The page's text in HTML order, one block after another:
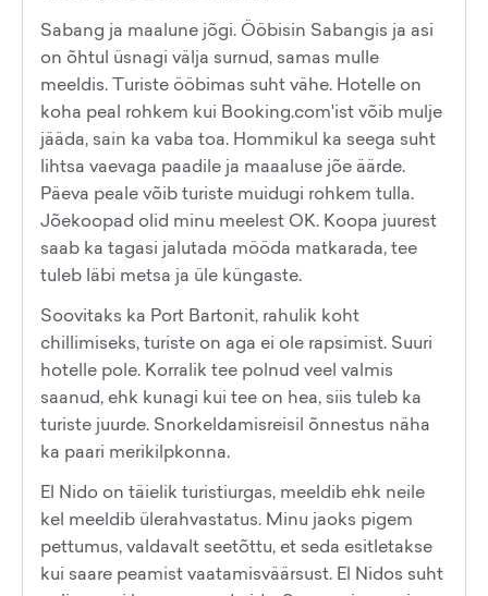
Sabang ja maalune jõgi. Ööbisin Sabangis ja asi
on õhtul üsnagi välja surnud, samas mulle
meeldis. Turiste ööbimas suht vähe. Hotelle on
koha peal rohkem kui Booking.com'ist võib mulje
jääda, sain ka vaba toa. Hommikul ka seega suht
lihtsa vaevaga paadile ja maaaluse jõe äärde.
Päeva peale võib turiste muidugi rohkem tulla.
Jõekoopad olid minu meelest OK. Koopa juurest
saab ka tagasi jalutada mööda matkarada, tee
tuleb läbi metsa ja üle küngaste.
Soovitaks ka Port Bartonit, rahulik koht
chillimiseks, turiste on aga ei ole rapsimist. Suuri
hotelle pole. Korralik tee polnud veel valmis
saanud, ehk kunagi kui tee on hea, siis tuleb ka
turiste juurde. Snorkeldamisreisil õnnestus näha
ka paari merikilpkonna.
El Nido on täielik turistiurgas, meeldib ehk neile
kel meeldib ülerahvastatus. Minu jaoks pigem
pettumus, valdavalt seetõttu, et seda esitletakse
kui saare peamist vaatamisväärsust. El Nidos suht